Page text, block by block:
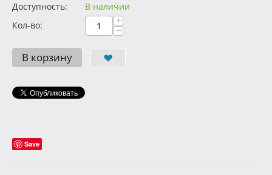
Доступность:
В наличии
Кол-во:
+
−
В корзину
Save